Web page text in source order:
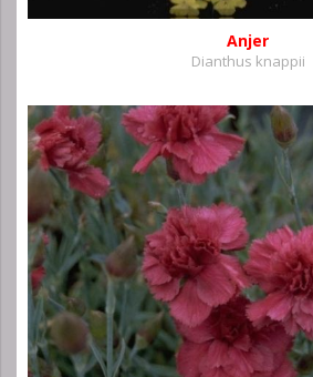
Anjer
Dianthus knappii